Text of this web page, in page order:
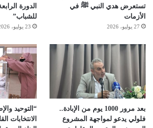
تستعرض هدي النبي ﷺ في
الأزمات
27 يوليو، 2026
الدورة
للشباب”
23 يوليو، 2026
بعد مرور 1000 يوم من الإبادة..
فلولي يدعو لمواجهة المشروع
“التوحيد
الانتخابات